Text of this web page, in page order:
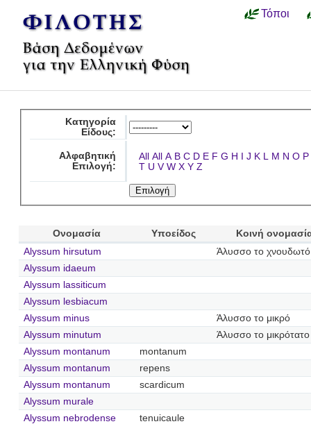
Τόποι
Κατηγορία
Είδους:
Αλφαβητική
Επιλογή:
All All A B C D E F G H I J K L M N O P
T U V W X Y Z
Ονομασία Υποείδος
Κοινή
Alyssum hirsutum
Άλυσσο το χνουδωτό
Alyssum idaeum
Alyssum lassiticum
Alyssum lesbiacum
Alyssum minus
Άλυσσο το μικρό
Alyssum minutum
Άλυσσο το μικρότατο
Alyssum montanum
montanum
Alyssum montanum
repens
Alyssum montanum
scardicum
Alyssum murale
Alyssum nebrodense
tenuicaule